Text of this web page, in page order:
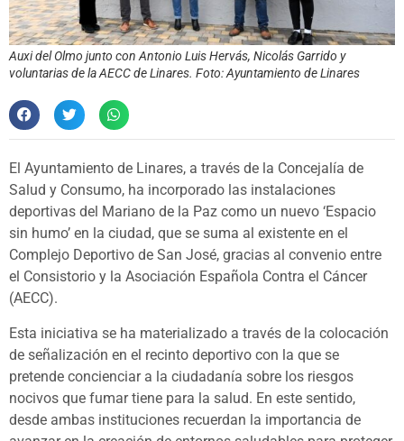
Auxi del Olmo junto con Antonio Luis Hervás, Nicolás Garrido y
voluntarias de la AECC de Linares. Foto: Ayuntamiento de Linares
El Ayuntamiento de Linares, a través de la Concejalía de
Salud y Consumo, ha incorporado las instalaciones
deportivas del Mariano de la Paz como un nuevo ‘Espacio
sin humo’ en la ciudad, que se suma al existente en el
Complejo Deportivo de San José, gracias al convenio entre
el Consistorio y la Asociación Española Contra el Cáncer
(AECC).
Esta iniciativa se ha materializado a través de la colocación
de señalización en el recinto deportivo con la que se
pretende concienciar a la ciudadanía sobre los riesgos
nocivos que fumar tiene para la salud. En este sentido,
desde ambas instituciones recuerdan la importancia de